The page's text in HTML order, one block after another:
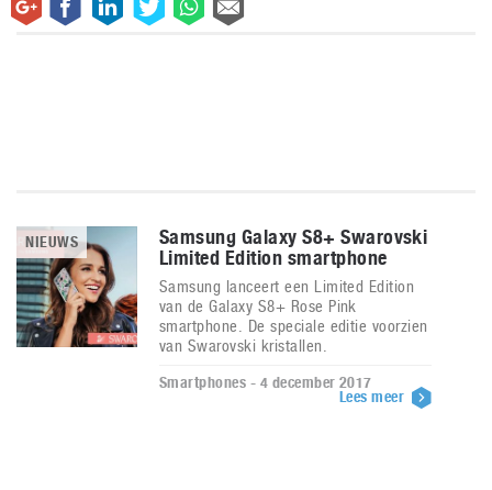
NIEUWS
Samsung Galaxy S8+ Swarovski
Limited Edition smartphone
Samsung lanceert een Limited Edition
van de Galaxy S8+ Rose Pink
smartphone. De speciale editie voorzien
van Swarovski kristallen.
Smartphones - 4 december 2017
Lees meer